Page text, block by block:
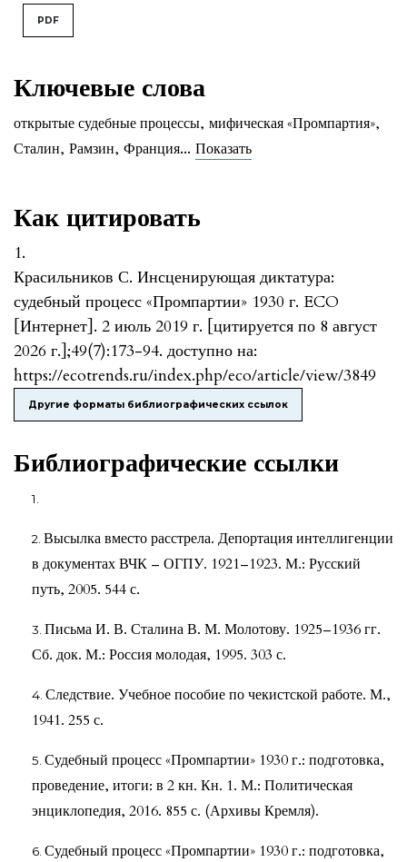
Ключевые слова
открытые судебные процессы, мифическая «Промпартия»,
Сталин, Рамзин, Франция... Показать
Как цитировать
1.
Красильников С. Инсценирующая диктатура:
судебный процесс «Промпартии» 1930 г. ECO
[Интернет]. 2 июль 2019 г. [цитируется по 8 август
2026 г.];49(7):173-94. доступно на:
https://ecotrends.ru/index.php/eco/article/view/3849
Другие форматы библиографических ссылок
PDF
Библиографические ссылки
Высылка вместо расстрела. Депортация интеллигенции
в документах ВЧК – ОГПУ. 1921–1923. М.: Русский
путь, 2005. 544 с.
Письма И. В. Сталина В. М. Молотову. 1925–1936 гг.
Сб. док. М.: Россия молодая, 1995. 303 с.
Следствие. Учебное пособие по чекистской работе. М.,
1941. 255 с.
Судебный процесс «Промпартии» 1930 г.: подготовка,
проведение, итоги: в 2 кн. Кн. 1. М.: Политическая
энциклопедия, 2016. 855 с. (Архивы Кремля).
Судебный процесс «Промпартии» 1930 г.: подготовка,